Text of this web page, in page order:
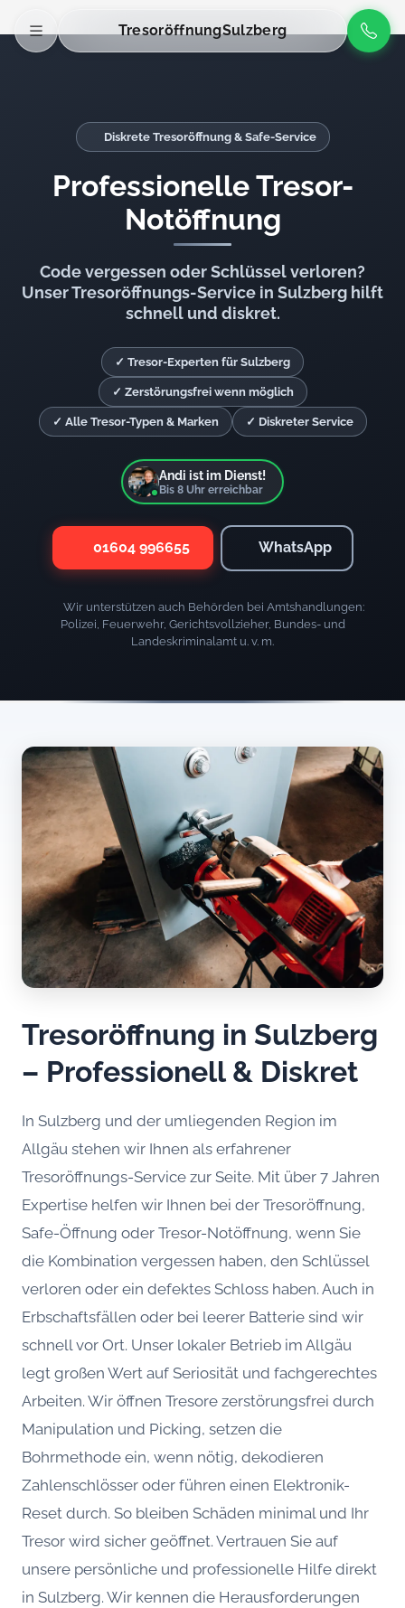
TresoröffnungSulzberg
Diskrete Tresoröffnung & Safe-Service
Professionelle Tresor-
Notöffnung
Code vergessen oder Schlüssel verloren?
Unser Tresoröffnungs-Service in Sulzberg hilft
schnell und diskret.
✓ Tresor-Experten für Sulzberg
✓ Zerstörungsfrei wenn möglich
✓ Alle Tresor-Typen & Marken ✓ Diskreter Service
Andi ist im Dienst!
Bis 8 Uhr erreichbar
01604 996655 WhatsApp
Wir unterstützen auch Behörden bei Amtshandlungen:
Polizei, Feuerwehr, Gerichtsvollzieher, Bundes- und
Landeskriminalamt u. v. m.
Tresoröffnung in Sulzberg
– Professionell & Diskret
In Sulzberg und der umliegenden Region im
Allgäu stehen wir Ihnen als erfahrener
Tresoröffnungs-Service zur Seite. Mit über 7 Jahren
Expertise helfen wir Ihnen bei der Tresoröffnung,
Safe-Öffnung oder Tresor-Notöffnung, wenn Sie
die Kombination vergessen haben, den Schlüssel
verloren oder ein defektes Schloss haben. Auch in
Erbschaftsfällen oder bei leerer Batterie sind wir
schnell vor Ort. Unser lokaler Betrieb im Allgäu
legt großen Wert auf Seriosität und fachgerechtes
Arbeiten. Wir öffnen Tresore zerstörungsfrei durch
Manipulation und Picking, setzen die
Bohrmethode ein, wenn nötig, dekodieren
Zahlenschlösser oder führen einen Elektronik-
Reset durch. So bleiben Schäden minimal und Ihr
Tresor wird sicher geöffnet. Vertrauen Sie auf
unsere persönliche und professionelle Hilfe direkt
in Sulzberg. Wir kennen die Herausforderungen